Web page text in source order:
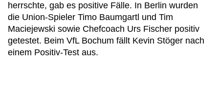
herrschte, gab es positive Fälle. In Berlin wurden
die Union-Spieler Timo Baumgartl und Tim
Maciejewski sowie Chefcoach Urs Fischer positiv
getestet. Beim VfL Bochum fällt Kevin Stöger nach
einem Positiv-Test aus.